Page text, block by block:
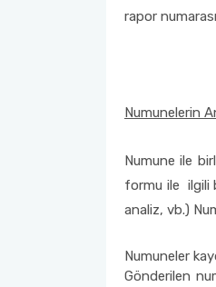
rapor
Numunelerin
Numune ile
formu ile ilgili
analiz, vb.)
Numuneler
Gönderilen